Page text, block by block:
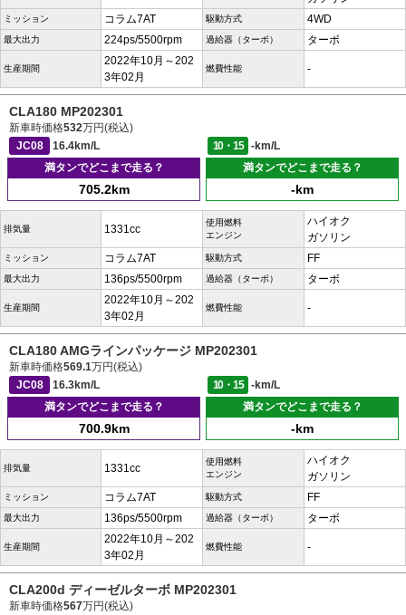
ミッション コラム7AT 駆動方式 4WD
最大出力 224ps/5500rpm 過給器（ターボ） ターボ
生産期間
2022年10月～202
3年02月
燃費性能 -
CLA180 MP202301
新車時価格532万円(税込)
JC08
16.4km/L 10・15
-km/L
満タンでどこまで走る？
705.2km
満タンでどこまで走る？
-km
排気量 1331cc
使用燃料
エンジン
ハイオク
ガソリン
ミッション コラム7AT 駆動方式 FF
最大出力 136ps/5500rpm 過給器（ターボ） ターボ
生産期間
2022年10月～202
3年02月
燃費性能 -
CLA180 AMGラインパッケージ MP202301
新車時価格569.1万円(税込)
JC08
16.3km/L 10・15
-km/L
満タンでどこまで走る？
700.9km
満タンでどこまで走る？
-km
排気量 1331cc
使用燃料
エンジン
ハイオク
ガソリン
ミッション コラム7AT 駆動方式 FF
最大出力 136ps/5500rpm 過給器（ターボ） ターボ
生産期間
2022年10月～202
3年02月
燃費性能 -
CLA200d ディーゼルターボ MP202301
新車時価格567万円(税込)